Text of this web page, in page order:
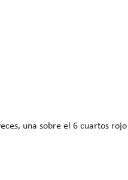
una sobre el 6 cuartos rojo